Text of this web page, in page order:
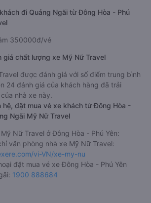
đi Quảng Ngãi từ Đông Hòa - Phú
350000đ/vé
giá chất lượng xe Mỹ Nữ Travel
được đánh giá với số điểm trung bình
24 đánh giá của khách hàng đã trải
nhà xe này.
hệ, đặt mua vé xe khách từ Đông Hòa -
Ngãi Mỹ Nữ Travel
Nữ Travel ở Đông Hòa - Phú Yên:
văn phòng nhà xe Mỹ Nữ Travel:
vi-VN/xe-my-nu
đặt mua vé xe Đông Hòa - Phú Yên
1900 888684